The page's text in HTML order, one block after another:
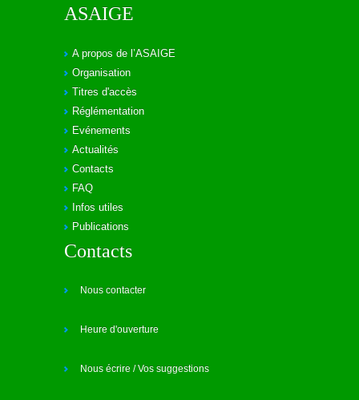
ASAIGE
A propos de l’ASAIGE
Organisation
Titres d'accès
Réglémentation
Evénements
Actualités
Contacts
FAQ
Infos utiles
Publications
Contacts
Nous contacter
Heure d'ouverture
Nous écrire / Vos suggestions